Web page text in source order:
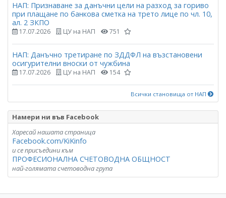
НАП: Признаване за данъчни цели на разход за гориво
при плащане по банкова сметка на трето лице по чл. 10,
ал. 2 ЗКПО
17.07.2026 ЦУ на НАП 751
НАП: Данъчно третиране по ЗДДФЛ на възстановени
осигурителни вноски от чужбина
17.07.2026 ЦУ на НАП 154
Всички становища от НАП
Намери ни във Facebook
Харесай нашата страница
Facebook.com/KiKinfo
и се присъедини към
ПРОФЕСИОНАЛНА СЧЕТОВОДНА ОБЩНОСТ
най-голямата счетоводна група